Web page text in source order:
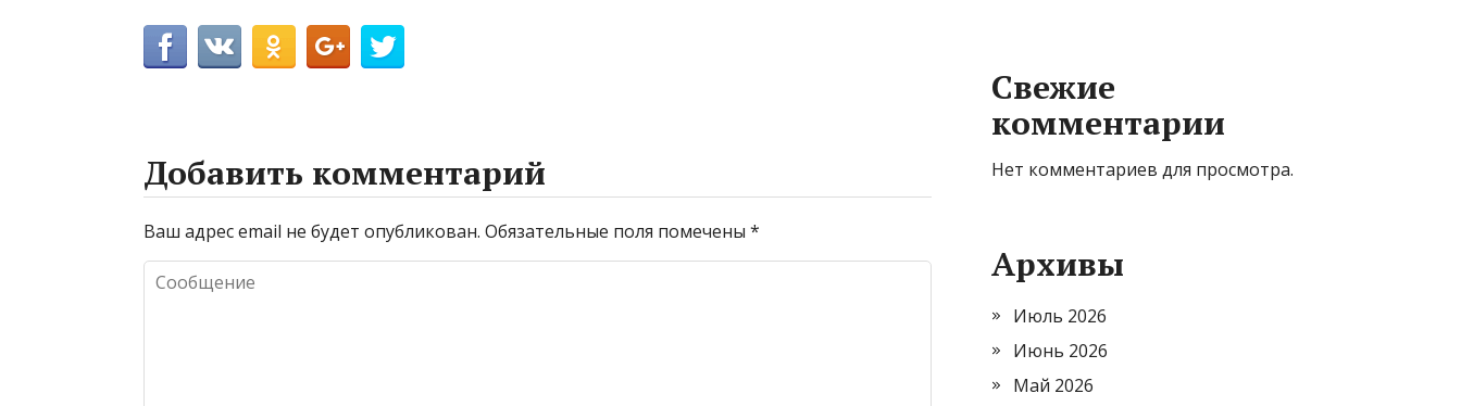
Добавить комментарий
Ваш адрес email не будет опубликован. Обязательные поля помечены *
Свежие
комментарии
Нет комментариев для просмотра.
Архивы
Июль 2026
Июнь 2026
Май 2026